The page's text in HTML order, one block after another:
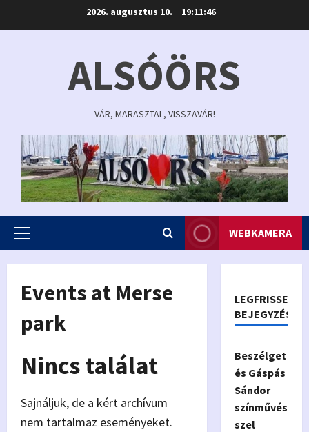
2026. augusztus 10. 19:11:46
ALSÓÖRS
VÁR, MARASZTAL, VISSZAVÁR!
Primary
WEBKAMERA
Events at Merse
park
Nincs találat
Sajnáljuk, de a kért archívum
nem tartalmaz eseményeket.
LEGFRISSEBB
BEJEGYZÉSEK
Beszélget
és Gáspás
Sándor
színművés
szel